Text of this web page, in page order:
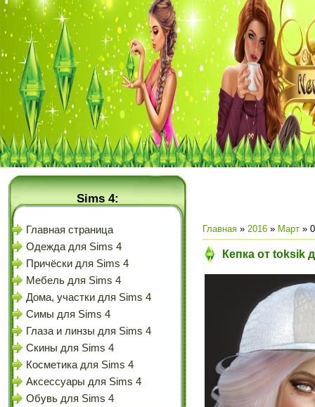
Sims 4:
Главная страница
Одежда для Sims 4
Причёски для Sims 4
Мебель для Sims 4
Дома, участки для Sims 4
Симы для Sims 4
Глаза и линзы для Sims 4
Скины для Sims 4
Косметика для Sims 4
Аксессуары для Sims 4
Обувь для Sims 4
Главная » 2016 » Март »
Кепка от toksik